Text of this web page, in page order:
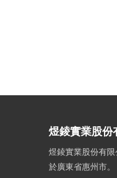
煜錂實業股份
煜錂實業股份有
於廣東省惠州市。